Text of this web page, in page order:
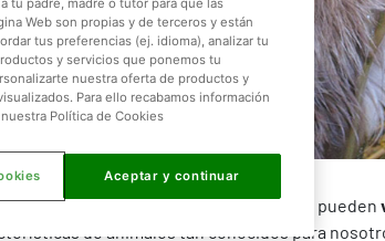
área temática de La Granja de Faunia, se pueden
de animales tan conocidos para
Web son propias y de terceros y están
tus preferencias (ej. idioma), analizar tu
y servicios que ponemos tu
nuestra oferta de productos y
Para ello recabamos información
Política de Cookies
Aceptar y continuar